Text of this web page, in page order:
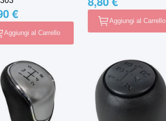
€
Aggiungi al Carrello
Aggiungi al Carrello